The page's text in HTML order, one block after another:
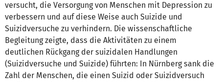
versucht, die Versorgung von Menschen mit Depression zu
verbessern und auf diese Weise auch Suizide und
Suizidversuche zu verhindern. Die wissenschaftliche
Begleitung zeigte, dass die Aktivitäten zu einem
deutlichen Rückgang der suizidalen Handlungen
(Suizidversuche und Suizide) führten: In Nürnberg sank die
Zahl der Menschen, die einen Suizid oder Suizidversuch